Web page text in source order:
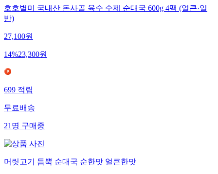
호호별미 국내산 돈사골 육수 수제 순대국 600g 4팩 (얼큰·일
반)
27,100원
14%23,300원
699적립
무료배송
21명구매중
머릿고기 듬뿍 순대국 순한맛 얼큰한맛